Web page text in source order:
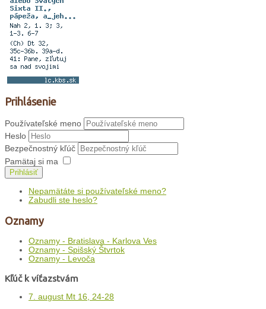
Prihlásenie
Používateľské meno
Heslo
Bezpečnostný kľúč
Pamätaj si ma
Prihlásiť
Nepamätáte si používateľské meno?
Zabudli ste heslo?
Oznamy
Oznamy - Bratislava - Karlova Ves
Oznamy - Spišský Štvrtok
Oznamy - Levoča
Kľúč k víťazstvám
7. august Mt 16, 24-28